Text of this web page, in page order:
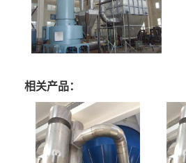
相关产品：